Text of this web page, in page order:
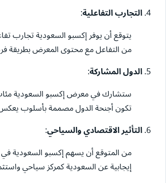
التجارب التفاعلية:
يتوقع أن يوفر إكسبو السعودية تجارب
من التفاعل مع محتوى المعرض بطريقة
الدول المشاركة:
ستشارك في معرض إكسبو السعودية مئات
تكون أجنحة الدول مصممة بأسلوب يعكس
التأثير الاقتصادي والسياحي:
من المتوقع أن يسهم إكسبو السعودية
إيجابية عن السعودية كمركز سياحي